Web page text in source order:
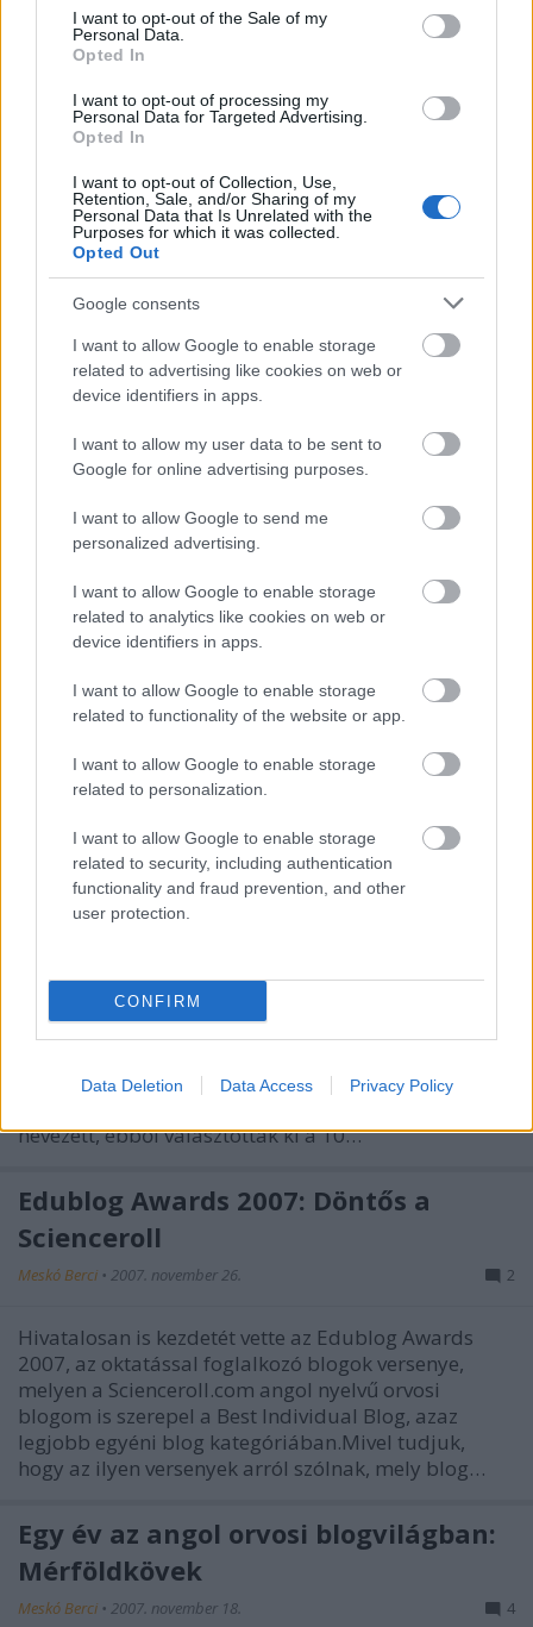
consent section.
I want to opt-out of the Sale of my
Personal Data.
Opted In
I want to opt-out of processing my
Personal Data for Targeted Advertising.
Opted In
I want to opt-out of Collection, Use,
Retention, Sale, and/or Sharing of my
Personal Data that Is Unrelated with the
Purposes for which it was collected.
Opted Out
Google consents
I want to allow Google to enable storage
related to advertising like cookies on web or
device identifiers in apps.
I want to allow my user data to be sent to
Google for online advertising purposes.
I want to allow Google to send me
personalized advertising.
I want to allow Google to enable storage
related to analytics like cookies on web or
device identifiers in apps.
I want to allow Google to enable storage
related to functionality of the website or app.
I want to allow Google to enable storage
related to personalization.
I want to allow Google to enable storage
related to security, including authentication
functionality and fraud prevention, and other
user protection.
CONFIRM
Data Deletion Data Access Privacy Policy
Rengetegen keresnek ma orvosi információt a
weben. Csak az USA-ban 93 millióan kerestek már rá
orvosokról és kutatókról, akik a Pubmed nevű kereső
mellett kelnek és fekszenek. A Pubmed viszont
nagyon nehezen használható (nehéz jó,…
Nagy utazás
Meskó Berci•2008. január 26.
Több mint egy évnyi munka után nagy lehetőséghez
érkeztem. Hétfőn indulok a kaliforniai Long Beach-
be a Medicine Meets Virtual Reality konferenciára,
ahol szerdán elő fogok adni a web 2.0 és az orvoslás
előadás után). …
Az év orvosi blogversenye: minden
Meskó Berci • 2008. január 09.
akár a blogolás, akár a kezdeti médiaszereplések
terén, azt mind a tavaly januári Medgadget orvosi
köszönhetem. A verseny 2008-ban újra elindult, de
immáron az angol blogom, a Scienceroll,…
Virtuális díjátadó: a Scienceroll
EduBlog Awards-ot nyert!
Angol nyelvű orvosi blogom, a Scienceroll.com
megnyerte az Edublog Awards Legjobb Egyéni Blog
köszönhető. Tudom, hogy sokan szavaztak és hálás
nevezett, ebből választották ki a 10…
Edublog Awards 2007: Döntős a
Scienceroll
Meskó Berci • 2007. november 26. 2
Hivatalosan is kezdetét vette az Edublog Awards
2007, az oktatással foglalkozó blogok versenye,
melyen a Scienceroll.com angol nyelvű orvosi
blogom is szerepel a Best Individual Blog, azaz
legjobb egyéni blog kategóriában.Mivel tudjuk,
hogy az ilyen versenyek arról szólnak, mely blog…
Egy év az angol orvosi blogvilágban:
Mérföldkövek
Meskó Berci • 2007. november 18. 4